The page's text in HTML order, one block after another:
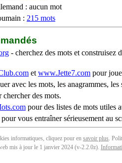
: aucun mot
: 215 mots
- cherchez des mots et construisez
et www.Jette7.com pour
avec les mots, les anagrammes,
chercher des mots.
pour des listes de mots utiles
pour vous entraîner sérieusement au
informatiques, cliquez pour en savoir plus.
mis à jour le 1 janvier 2024 (v-2.2.0z).